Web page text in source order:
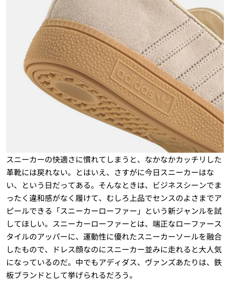
スニーカーの快適さに慣れてしまうと、なかなかカッチリした
革靴には戻れない。とはいえ、さすがに今日スニーカーはな
い、という日だってある。そんなときは、ビジネスシーンでま
ったく違和感がなく履けて、むしろ上品でセンスのよさまでア
ピールできる「スニーカーローファー」という新ジャンルを試
してほしい。スニーカーローファーとは、端正なローファース
タイルのアッパーに、運動性に優れたスニーカーソールを融合
したもので、ドレス顔なのにスニーカー並みに走れると大人気
になっているのだ。中でもアディダス、ヴァンズあたりは、鉄
板ブランドとして挙げられるだろう。